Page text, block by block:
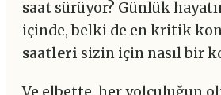
saat sürüyor? Günlük
içinde, belki de en kritik
saatleri sizin için nasıl bir